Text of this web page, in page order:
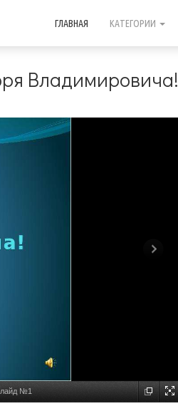
ГЛАВНАЯ КАТЕГОРИИ
Владимировича!
№1